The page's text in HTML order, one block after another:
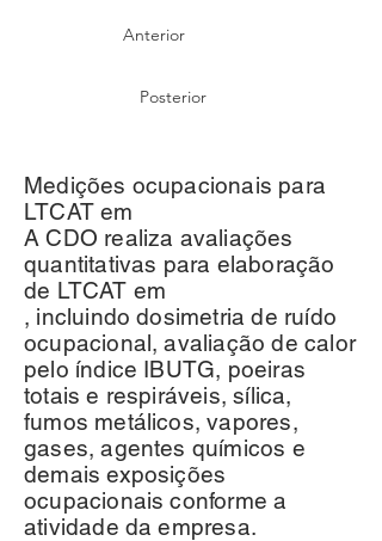
Anterior
Posterior
Medições ocupacionais para
LTCAT em
A CDO realiza avaliações
quantitativas para elaboração
de LTCAT em
, incluindo dosimetria de ruído
ocupacional, avaliação de calor
pelo índice IBUTG, poeiras
totais e respiráveis, sílica,
fumos metálicos, vapores,
gases, agentes químicos e
demais exposições
ocupacionais conforme a
atividade da empresa.